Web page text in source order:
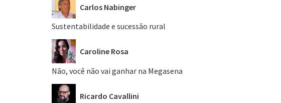
Carlos Nabinger
Sustentabilidade e sucessão rural
Caroline Rosa
Não, você não vai ganhar na Megasena
Ricardo Cavallini